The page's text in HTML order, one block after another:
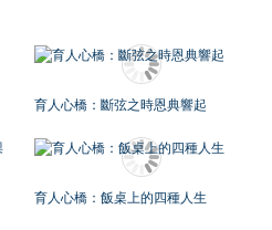
育人心橋：斷弦之時恩典響起
育人心橋：飯桌上的四種人生